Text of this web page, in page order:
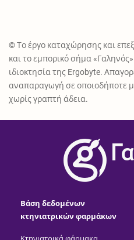
© Το έργο καταχώρησης και
και το εμπορικό σήμα
ιδιοκτησία της Ergobyte.
αναπαραγωγή σε οποιοδήποτε
χωρίς γραπτή άδεια.
Βάση δεδομένων
κτηνιατρικών φαρμάκων